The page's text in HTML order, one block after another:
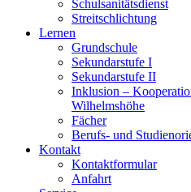
Schulsanitätsdienst
Streitschlichtung
Lernen
Grundschule
Sekundarstufe I
Sekundarstufe II
Inklusion –
Wilhelmshöhe
Fächer
Berufs- und
Kontakt
Kontaktformular
Anfahrt